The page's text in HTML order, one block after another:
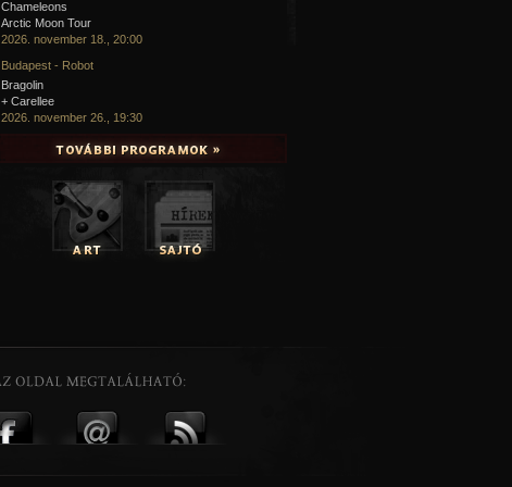
Chameleons
Arctic Moon Tour
2026. november 18., 20:00
Budapest - Robot
Bragolin
+ Carellee
2026. november 26., 19:30